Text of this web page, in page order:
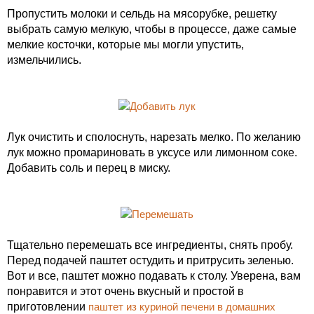
Пропустить молоки и сельдь на мясорубке, решетку
выбрать самую мелкую, чтобы в процессе, даже самые
мелкие косточки, которые мы могли упустить,
измельчились.
Лук очистить и сполоснуть, нарезать мелко. По желанию
лук можно промариновать в уксусе или лимонном соке.
Добавить соль и перец в миску.
Тщательно перемешать все ингредиенты, снять пробу.
Перед подачей паштет остудить и притрусить зеленью.
Вот и все, паштет можно подавать к столу. Уверена, вам
понравится и этот очень вкусный и простой в
приготовлении паштет из куриной печени в домашних